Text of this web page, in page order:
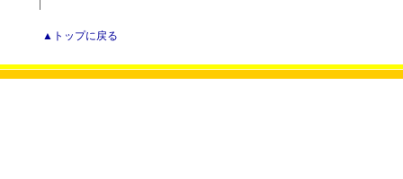
▲トップに戻る